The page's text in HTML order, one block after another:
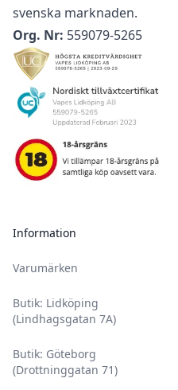
svenska marknaden.
Org. Nr: 559079-5265
Information
Varumärken
Butik: Lidköping
(Lindhagsgatan 7A)
Butik: Göteborg
(Drottninggatan 71)